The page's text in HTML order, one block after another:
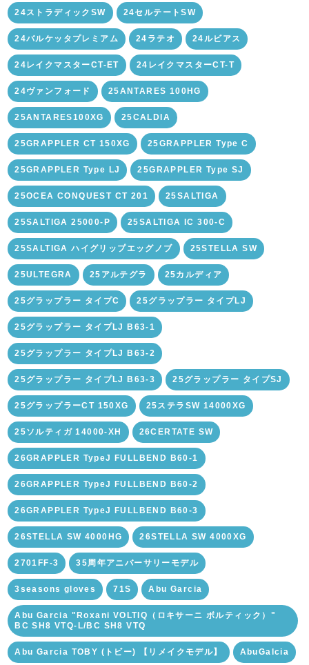
24ストラディックSW 24セルテートSW
24バルケッタプレミアム 24ラテオ 24ルビアス
24レイクマスターCT-ET 24レイクマスターCT-T
24ヴァンフォード 25ANTARES 100HG
25ANTARES100XG 25CALDIA
25GRAPPLER CT 150XG 25GRAPPLER Type C
25GRAPPLER Type LJ 25GRAPPLER Type SJ
25OCEA CONQUEST CT 201 25SALTIGA
25SALTIGA 25000-P 25SALTIGA IC 300-C
25SALTIGA ハイグリップエッグノブ 25STELLA SW
25ULTEGRA 25アルテグラ 25カルディア
25グラップラー タイプC 25グラップラー タイプLJ
25グラップラー タイプLJ B63-1
25グラップラー タイプLJ B63-2
25グラップラー タイプLJ B63-3 25グラップラー タイプSJ
25グラップラーCT 150XG 25ステラSW 14000XG
25ソルティガ 14000-XH 26CERTATE SW
26GRAPPLER TypeJ FULLBEND B60-1
26GRAPPLER TypeJ FULLBEND B60-2
26GRAPPLER TypeJ FULLBEND B60-3
26STELLA SW 4000HG 26STELLA SW 4000XG
2701FF-3 35周年アニバーサリーモデル
3seasons gloves 71S Abu Garcia
Abu Garcia "Roxani VOLTIQ（ロキサーニ ボルティック）"
BC SH8 VTQ-L/BC SH8 VTQ
Abu Garcia TOBY (トビー) 【リメイクモデル】 AbuGalcia